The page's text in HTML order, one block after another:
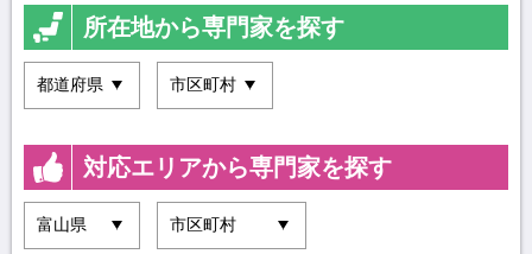
所在地から専門家を探す
対応エリアから専門家を探す